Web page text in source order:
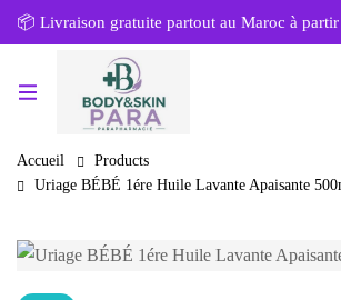
📦 Livraison gratuite partout au Maroc à
Accueil
Products
Uriage BÉBÉ 1ére Huile Lavante Apaisante